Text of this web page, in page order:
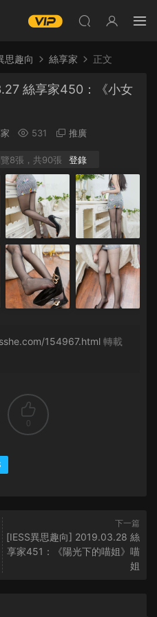
思趣向 絲享家 正文
絲享家450：《小女
531 推廣
8張，共90張 登錄
154967.html 轉載
0
下一篇
[IESS異思趣向] 2019.03.28 絲
享家451：《陽光下的喵姐》喵
姐